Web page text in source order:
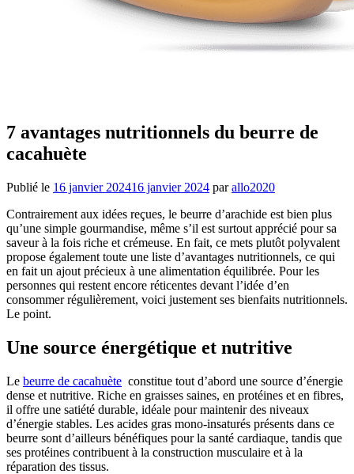
7 avantages nutritionnels du beurre de
cacahuète
Publié le 16 janvier 202416 janvier 2024 parallo2020
Contrairement aux idées reçues, le beurre d’arachide est bien plus
qu’une simple gourmandise, même s’il est surtout apprécié pour sa
saveur à la fois riche et crémeuse. En fait, ce mets plutôt polyvalent
propose également toute une liste d’avantages nutritionnels, ce qui
en fait un ajout précieux à une alimentation équilibrée. Pour les
personnes qui restent encore réticentes devant l’idée d’en
consommer régulièrement, voici justement ses bienfaits nutritionnels.
Le point.
Une source énergétique et nutritive
Le beurre de cacahuète constitue tout d’abord une source d’énergie
dense et nutritive. Riche en graisses saines, en protéines et en fibres,
il offre une satiété durable, idéale pour maintenir des niveaux
d’énergie stables. Les acides gras mono-insaturés présents dans ce
beurre sont d’ailleurs bénéfiques pour la santé cardiaque, tandis que
ses protéines contribuent à la construction musculaire et à la
réparation des tissus.